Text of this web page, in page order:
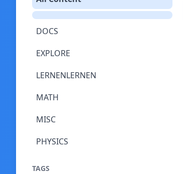
DOCS
EXPLORE
LERNENLERNEN
MATH
MISC
PHYSICS
TAGS